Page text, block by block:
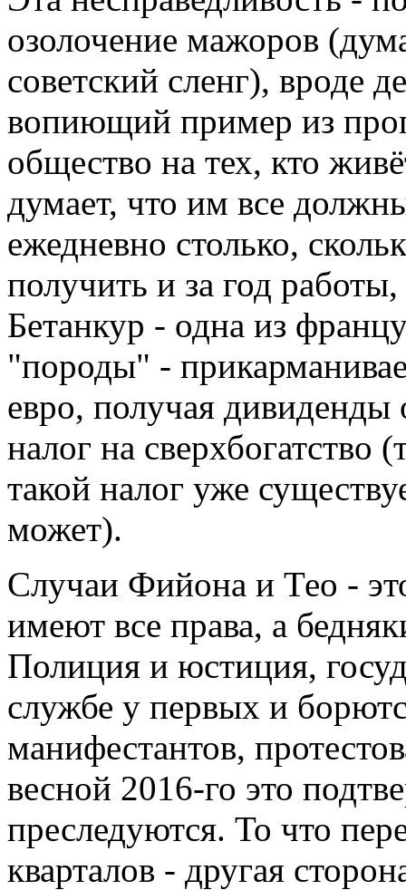
озолочение мажоров
советский сленг), вроде
вопиющий пример из
общество на тех, кто
думает, что им все
ежедневно столько,
получить и за год
Бетанкур - одна из
"породы" -
евро, получая дивиденды
налог на сверхбогатство
такой налог уже
может).
Случаи Фийона и Тео -
имеют все права, а
Полиция и юстиция,
службе у первых и
манифестантов,
весной 2016-го это
преследуются. То что
кварталов - другая